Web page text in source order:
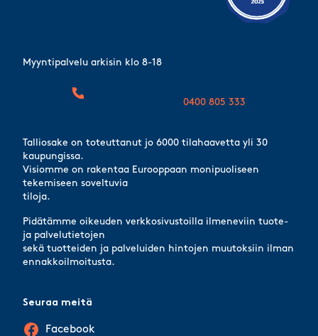
Myyntipalvelu arkisin klo 8-18
0400 805 333
Talliosake on toteuttanut jo 6000 tilahaavetta yli 30
kaupungissa.
Visiomme on rakentaa Eurooppaan monipuoliseen
tekemiseen soveltuvia
tiloja.
Pidätämme oikeuden verkkosivustoilla ilmeneviin tuote-
ja palvelutietojen
sekä tuotteiden ja palveluiden hintojen muutoksiin ilman
ennakkoilmoitusta.
Seuraa meitä
Facebook